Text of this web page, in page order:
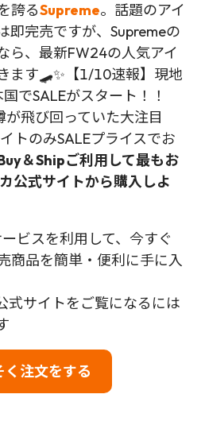
誇るSupreme。話題のアイ
即完売ですが、Supremeの
ら、最新FW24の人気アイ
ます🛹✨【1/10速報】現地
でSALEがスタート！！
が飛び回っていた大注目
トのみSALEプライスでお
＆Shipご利用して最もお
公式サイトから購入しよ
ビスを利用して、今すぐ
商品を簡単・便利に手に入
式サイトをご覧になるには
く注文をする